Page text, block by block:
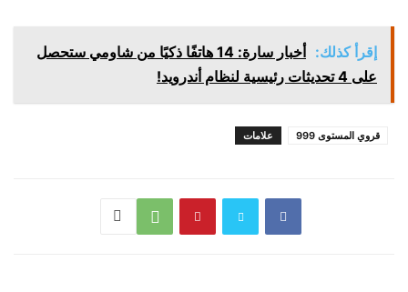
إقرأ كذلك:
أخبار سارة: 14 هاتفًا ذكيًا من شاومي ستحصل
على 4 تحديثات رئيسية لنظام أندرويد!
علامات قروي المستوى 999